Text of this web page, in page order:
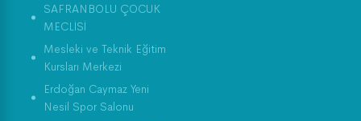
SAFRANBOLU ÇOCUK
MECLİSİ
Mesleki ve Teknik Eğitim
Kursları Merkezi
Erdoğan Caymaz Yeni
Nesil Spor Salonu